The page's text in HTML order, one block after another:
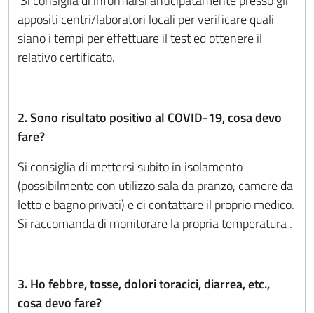
appositi centri/laboratori locali per verificare quali
siano i tempi per effettuare il test ed ottenere il
relativo certificato.
2. Sono risultato positivo al COVID-19, cosa devo
fare?
Si consiglia di mettersi subito in isolamento
(possibilmente con utilizzo sala da pranzo, camere da
letto e bagno privati) e di contattare il proprio medico.
Si raccomanda di monitorare la propria temperatura .
3. Ho febbre, tosse, dolori toracici, diarrea, etc.,
cosa devo fare?